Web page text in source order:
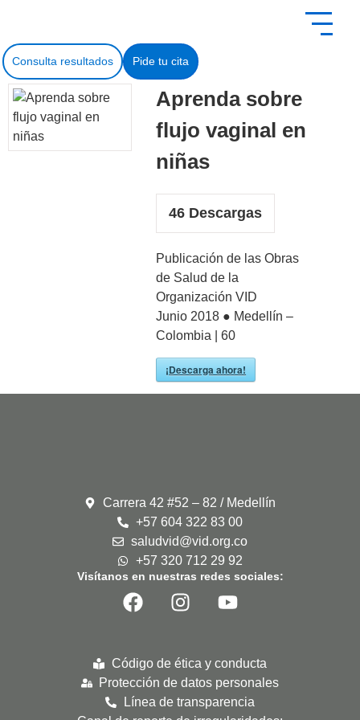
Consulta resultados Pide tu cita
Aprenda sobre
flujo vaginal en
niñas
46 Descargas
Publicación de las Obras
de Salud de la
Organización VID
Junio 2018 ● Medellín –
Colombia | 60
¡Descarga ahora!
Carrera 42 #52 – 82 / Medellín
+57 604 322 83 00
saludvid@vid.org.co
+57 320 712 29 92
Visítanos en nuestras redes sociales:
Código de ética y conducta
Protección de datos personales
Línea de transparencia